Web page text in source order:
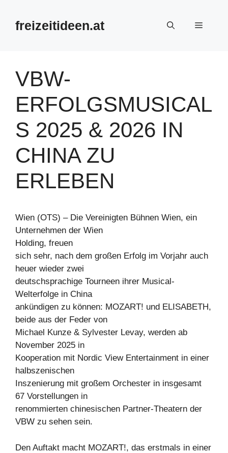
Inhalt
springenfreizeitideen.at Menü
VBW-
ERFOLGSMUSICAL
S 2025 & 2026 IN
CHINA ZU
ERLEBEN
Wien (OTS) – Die Vereinigten Bühnen Wien, ein
Unternehmen der Wien
Holding, freuen
sich sehr, nach dem großen Erfolg im Vorjahr auch
heuer wieder zwei
deutschsprachige Tourneen ihrer Musical-
Welterfolge in China
ankündigen zu können: MOZART! und ELISABETH,
beide aus der Feder von
Michael Kunze & Sylvester Levay, werden ab
November 2025 in
Kooperation mit Nordic View Entertainment in einer
halbszenischen
Inszenierung mit großem Orchester in insgesamt
67 Vorstellungen in
renommierten chinesischen Partner-Theatern der
VBW zu sehen sein.
Den Auftakt macht MOZART!, das erstmals in einer